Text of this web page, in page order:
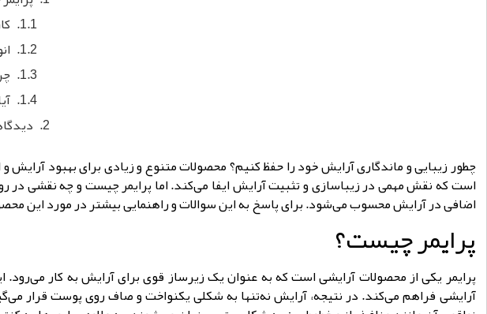
چطور زیبایی و ماندگاری آرایش خود را حفظ کنیم؟ محصولات متنوع و زیادی برای بهبود آرایش
است که نقش مهمی در زیباسازی و تثبیت آرایش ایفا می‌کند. اما پرایمر چیست و چه نقشی
اضافی در آرایش محسوب می‌شود. برای پاسخ به این سوالات و راهنمایی بیشتر در مورد این
پرایمر چیست؟
پرایمر یکی از محصولات آرایشی است که به عنوان یک زیرساز قوی برای آرایش به کار
آرایشی فراهم می‌کند. در نتیجه، آرایش نه‌تنها به شکلی یکنواخت و صاف روی پوست قرار